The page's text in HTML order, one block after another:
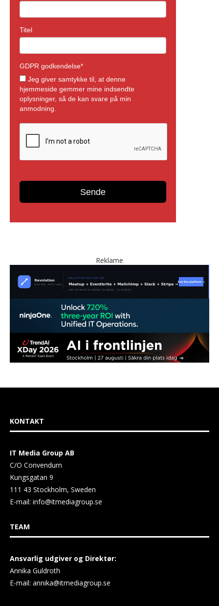
Reklame
KONTAKT
IT Media Group AB
C/O Convendum
Kungsgatan 9
111 43 Stockholm, Sweden
E-mail: info@itmediagroup.se
TEAM
Ansvarlig udgiver og Direktør:
Annika Guldroth
E-mail: annika@itmediagroup.se